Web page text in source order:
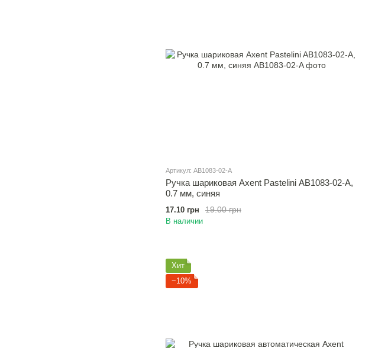
Артикул: AB1083-02-A
Ручка шариковая Axent Pastelini AB1083-02-A,
0.7 мм, синяя
19.00 грн
17.10 грн
В наличии
Хит
−10%